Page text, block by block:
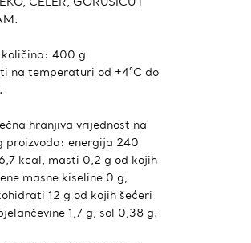
količina: 400 g
na temperaturi od +4°C do
hranjiva vrijednost na
proizvoda: energija 240
kcal, masti 0,2 g od kojih
masne kiseline 0 g,
12 g od kojih šećeri
1,7 g, sol 0,38 g.